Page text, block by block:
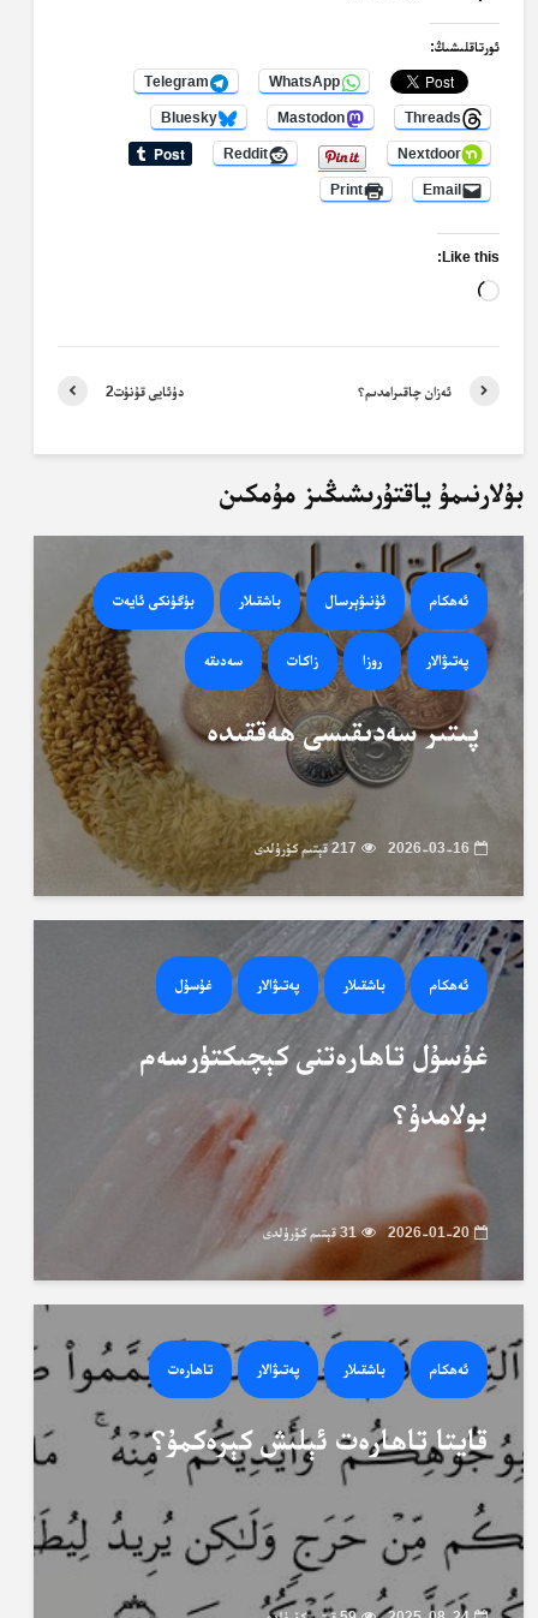
ئورتاقلىشىڭ:
WhatsApp
Telegram
Threads
Mastodon
Bluesky
Nextdoor
Reddit
Email
Print
Like this:
Loading…
دۇئايى قۇنۇت2 ئەزان چاقىرامدىم؟
بۇلارنىمۇ ياقتۇرىشىڭىز مۇمكىن
ئەھكام ئۇنىۋېرسال باشقىلار بۈگۈنكى ئايەت
پەتىۋالار روزا زاكات سەدىقە
پىتىر سەدىقىسى ھەققىدە
2026-03-16 217 قېتىم كۆرۈلدى
ئەھكام باشقىلار پەتىۋالار غۇسۇل
غۇسۇل تاھارەتنى كېچىكتۈرسەم
بولامدۇ؟
2026-01-20 31 قېتىم كۆرۈلدى
ئەھكام باشقىلار پەتىۋالار تاھارەت
قايتا تاھارەت ئېلىش كېرەكمۇ؟